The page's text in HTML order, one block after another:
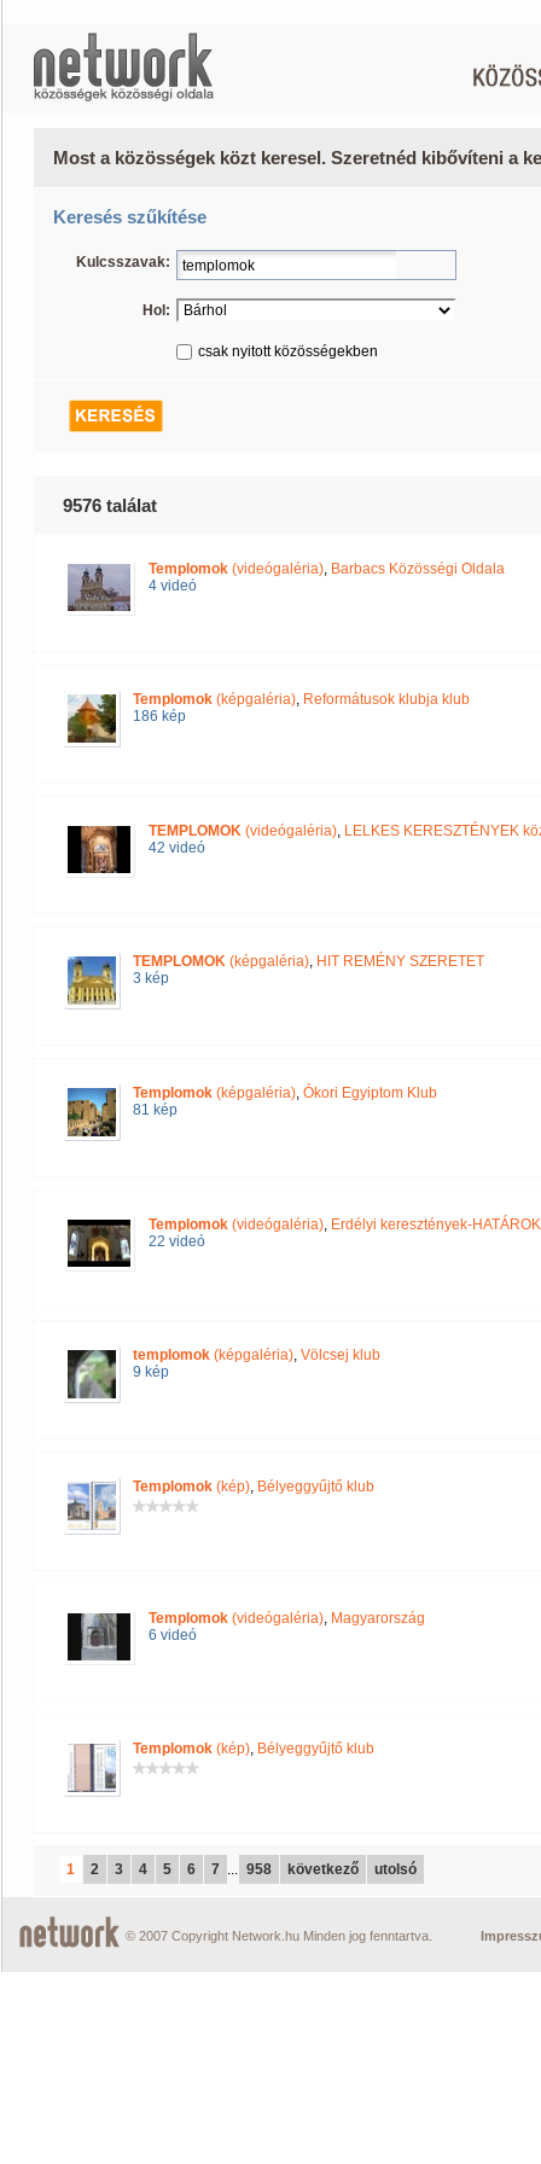
Most a közösségek közt keresel. Szeretnéd kibővíteni a
Keresés szűkítése
Kulcsszavak:
Hol:
csak nyitott közösségekben
9576 találat
Templomok (videógaléria), Barbacs Közösségi Oldala
4 videó
Templomok (képgaléria), Reformátusok klubja klub
186 kép
TEMPLOMOK (videógaléria), LELKES KERESZTÉNYEK
42 videó
TEMPLOMOK (képgaléria), HIT REMÉNY SZERETET
3 kép
Templomok (képgaléria), Ókori Egyiptom Klub
81 kép
Templomok (videógaléria), Erdélyi keresztények-
22 videó
templomok (képgaléria), Völcsej klub
9 kép
Templomok (kép), Bélyeggyűjtő klub
Templomok (videógaléria), Magyarország
6 videó
Templomok (kép), Bélyeggyűjtő klub
1 2 3 4 5 6 7 ... 958 következő utolsó
© 2007 Copyright Network.hu Minden jog fenntartva.